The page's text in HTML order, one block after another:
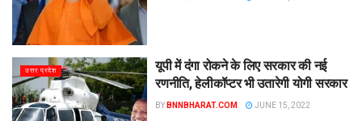
उत्तर प्रदेश
यूपी में दंगा रोकने के लिए सरकार की नई
रणनीति, हेलीकॉप्टर भी उतारेगी योगी सरकार
BY BNNBHARAT.COM JUNE 15, 2022